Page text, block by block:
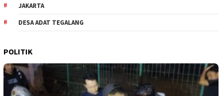
JAKARTA
DESA ADAT TEGALANG
POLITIK